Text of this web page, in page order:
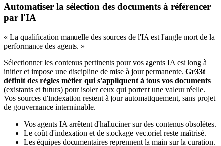
Automatiser la sélection des documents à référencer
par l'IA
« La qualification manuelle des sources de l'IA est l'angle mort de la
performance des agents. »
Sélectionner les contenus pertinents pour vos agents IA est long à
initier et impose une discipline de mise à jour permanente. Gr33t
définit des règles métier qui s'appliquent à tous vos documents
(existants et futurs) pour isoler ceux qui portent une valeur réelle.
Vos sources d'indexation restent à jour automatiquement, sans projet
de gouvernance interminable.
Vos agents IA arrêtent d'halluciner sur des contenus obsolètes.
Le coût d'indexation et de stockage vectoriel reste maîtrisé.
Les équipes documentaires reprennent la main sur la curation.